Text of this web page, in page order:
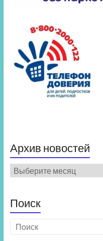
Архив новостей
Архив
новостей
Поиск